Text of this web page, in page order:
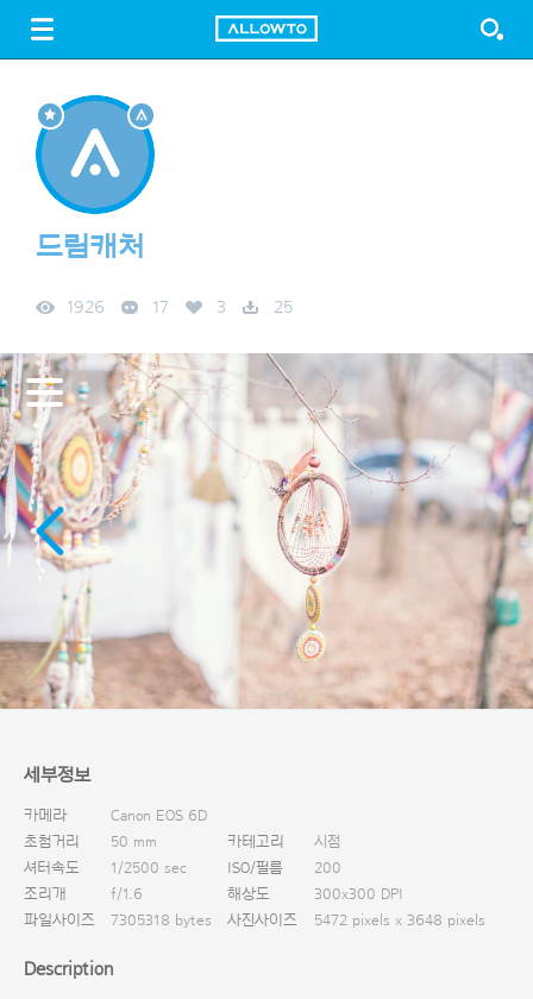
FREE DOWNLOAD
드림캐처
1926 17 3 25
세부정보
카메라
Canon EOS 6D
초첨거리
50 mm 카테고리
시점
셔터속도
1/2500 sec ISO/필름
200
조리개
f/1.6 해상도
300x300 DPI
파일사이즈
7305318 bytes 사진사이즈 5472 pixels x 3648 pixels
Description